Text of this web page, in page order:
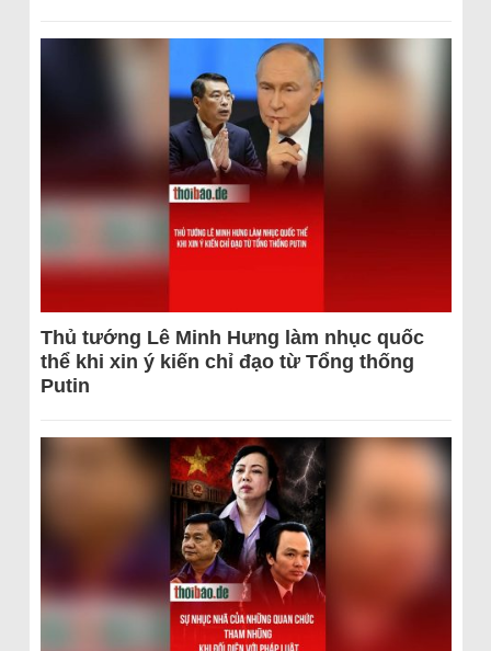
Thủ tướng Lê Minh Hưng làm nhục quốc
thể khi xin ý kiến chỉ đạo từ Tổng thống
Putin